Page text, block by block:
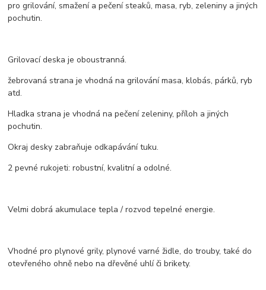
pro grilování, smažení a pečení steaků, masa, ryb, zeleniny a jiných
pochutin.
Grilovací deska je oboustranná.
žebrovaná strana je vhodná na grilování masa, klobás, párků, ryb
atd.
Hladka strana je vhodná na pečení zeleniny, příloh a jiných
pochutin.
Okraj desky zabraňuje odkapávání tuku.
2 pevné rukojeti: robustní, kvalitní a odolné.
Velmi dobrá akumulace tepla / rozvod tepelné energie.
Vhodné pro plynové grily, plynové varné židle, do trouby, také do
otevřeného ohně nebo na dřevěné uhlí či brikety.